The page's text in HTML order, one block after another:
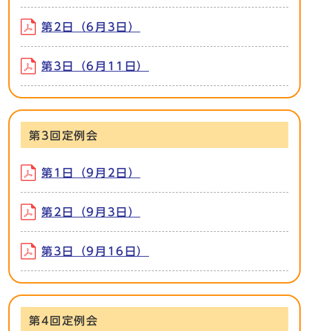
第2日（6月3日）
第3日（6月11日）
第3回定例会
第1日（9月2日）
第2日（9月3日）
第3日（9月16日）
第4回定例会